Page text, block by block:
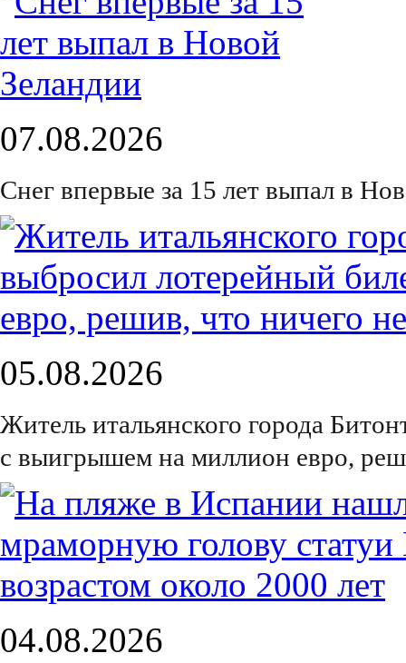
07.08.2026
Снег впервые за 15 лет выпал в
05.08.2026
Житель итальянского города
с выигрышем на миллион евро,
04.08.2026